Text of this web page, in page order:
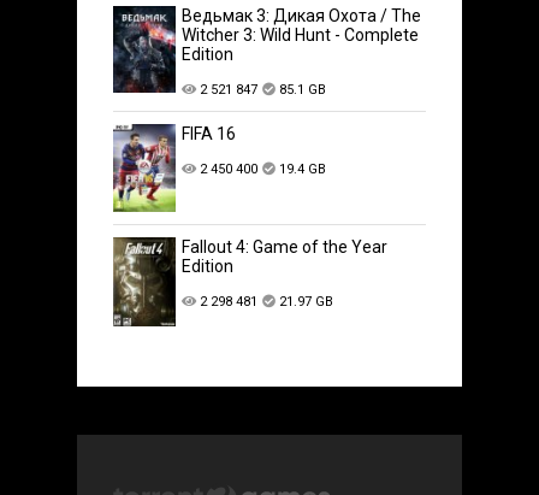
Ведьмак 3: Дикая Охота / The
Witcher 3: Wild Hunt - Complete
Edition
2 521 847 85.1 GB
FIFA 16
2 450 400 19.4 GB
Fallout 4: Game of the Year
Edition
2 298 481 21.97 GB